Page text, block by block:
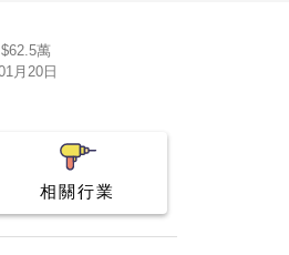
萬
月20日
相關行業